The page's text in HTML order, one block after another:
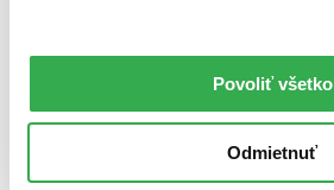
Povoliť všetko
Odmietnuť